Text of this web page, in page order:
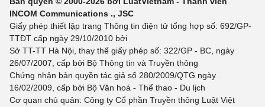
INCOM Communications ., JSC
Giấy phép thiết lập trang Thông tin điện tử tổng hợp số: 692/GP-
TTĐT cấp ngày 29/10/2010 bởi
Sở TT-TT Hà Nội, thay thế giấy phép số: 322/GP - BC, ngày
26/07/2007, cấp bởi Bộ Thông tin và Truyền thông
Chứng nhận bản quyền tác giả số 280/2009/QTG ngày
16/02/2009, cấp bởi Bộ Văn hoá - Thể thao - Du lịch
Cơ quan chủ quản: Công ty Cổ phần Truyền thông Luật Việt